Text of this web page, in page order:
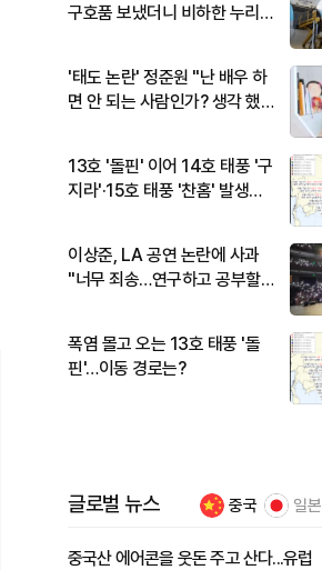
구호품 보냈더니 비하한 누리
'태도 논란' 정준원 "난 배우 하
면 안 되는 사람인가? 생각 했
13호 '돌핀' 이어 14호 태풍 '구
지라'·15호 태풍 '찬홈' 발생…
이상준, LA 공연 논란에 사과
"너무 죄송…연구하고 공부할
폭염 몰고 오는 13호 태풍 '돌
핀'…이동 경로는?
글로벌 뉴스 중국 일본
중국산 에어콘을 웃돈 주고 산다...유럽